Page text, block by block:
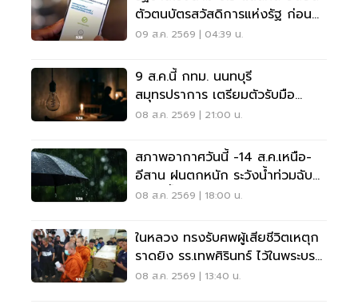
ตัวตนบัตรสวัสดิการแห่งรัฐ ก่อน
พลาดสิทธิ
09 ส.ค. 2569 | 04:39 น.
9 ส.ค.นี้ กทม. นนทบุรี
สมุทรปราการ เตรียมตัวรับมือ
'ไฟฟ้าดับ' หลายจุด
08 ส.ค. 2569 | 21:00 น.
สภาพอากาศวันนี้ -14 ส.ค.เหนือ-
อีสาน ฝนตกหนัก ระวังน้ำท่วมฉับ
พลัน น้ำป่าไหลหลาก
08 ส.ค. 2569 | 18:00 น.
ในหลวง ทรงรับศพผู้เสียชีวิตเหตุก
ราดยิง รร.เทพศิรินทร์ ไว้ในพระบรม
ราชานุเคราะห์
08 ส.ค. 2569 | 13:40 น.